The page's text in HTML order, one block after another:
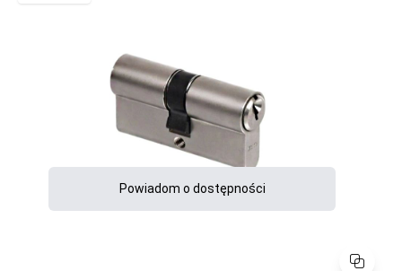
Porównaj
Powiadom o dostępności